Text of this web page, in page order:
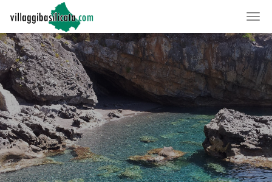
LA VACANZA
SU MISURA
PER TE
TROVA VILLAGGIO